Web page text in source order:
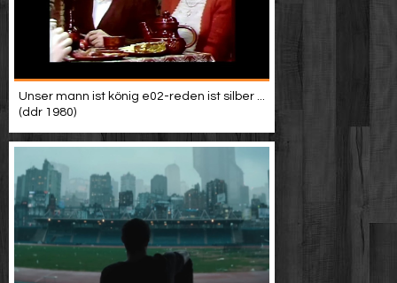
Unser mann ist könig e02-reden ist silber ...
(ddr 1980)